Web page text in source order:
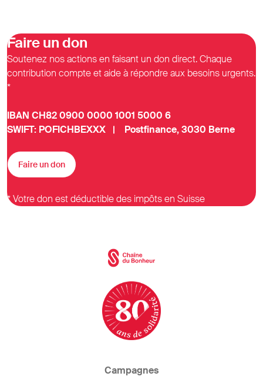
Faire un don
Soutenez nos actions en faisant un don direct. Chaque
contribution compte et aide à répondre aux besoins urgents.
*
IBAN CH82 0900 0000 1001 5000 6
SWIFT: POFICHBEXXX | Postfinance, 3030 Berne
Faire un don
* Votre don est déductible des impôts en Suisse
Campagnes